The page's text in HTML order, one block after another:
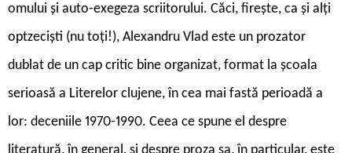
omului și auto-exegeza scriitorului. Căci, firește, ca și alți
optzeciști (nu toți!), Alexandru Vlad este un prozator
dublat de un cap critic bine organizat, format la școala
serioasă a Literelor clujene, în cea mai fastă perioadă a
lor: deceniile 1970-1990. Ceea ce spune el despre